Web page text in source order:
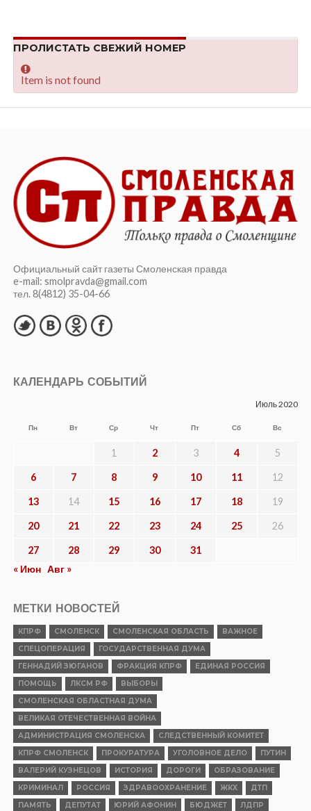
ПРОЛИСТАТЬ СВЕЖИЙ НОМЕР
Item is not found
Официальный сайт газеты Смоленская правда
e-mail: smolpravda@gmail.com
тел. 8(4812) 35-04-66
КАЛЕНДАРЬ СОБЫТИЙ
Июль 2020
Пн Вт Ср Чт Пт Сб Вс
1 2 3 4 5
6 7 8 9 10 11 12
13 14 15 16 17 18 19
20 21 22 23 24 25 26
27 28 29 30
31
« Июн Авг »
МЕТКИ НОВОСТЕЙ
КПРФ СМОЛЕНСК СМОЛЕНСКАЯ ОБЛАСТЬ
ВАЖНОЕ
СПЕЦОПЕРАЦИЯ
ГОСУДАРСТВЕННАЯ ДУМА
ГЕННАДИЙ ЗЮГАНОВ
ФРАКЦИЯ КПРФ
ЕДИНАЯ РОССИЯ
ПОМОЩЬ
ЛКСМ РФ
ВЫБОРЫ
СМОЛЕНСКАЯ ОБЛАСТНАЯ ДУМА
ВЕЛИКАЯ ОТЕЧЕСТВЕННАЯ ВОЙНА
АДМИНИСТРАЦИЯ СМОЛЕНСКА
СЛЕДСТВЕННЫЙ КОМИТЕТ
КПРФ СМОЛЕНСК
ПРОКУРАТУРА УГОЛОВНОЕ ДЕЛО
ПУТИН
ВАЛЕРИЙ КУЗНЕЦОВ
ИСТОРИЯ ДОРОГИ
ОБРАЗОВАНИЕ
КРИМИНАЛ
РОССИЯ ЗДРАВООХРАНЕНИЕ ЖКХ
ДТП
ПАМЯТЬ
ДЕПУТАТ ЮРИЙ АФОНИН БЮДЖЕТ ЛДПР